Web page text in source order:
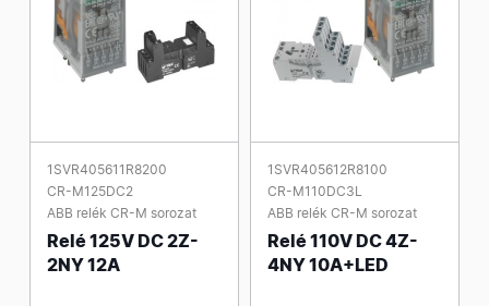
1SVR405611R8200
CR-M125DC2
ABB relék CR-M sorozat
Relé 125V DC 2Z-
2NY 12A
1SVR405612R8100
CR-M110DC3L
ABB relék CR-M sorozat
Relé 110V DC 4Z-
4NY 10A+LED